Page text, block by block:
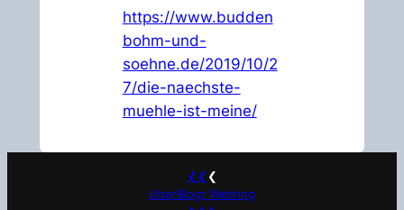
https://www.budden
bohm-und-
soehne.de/2019/10/2
7/die-naechste-
muehle-ist-meine/
❮❮ ❮
UberBlogr Webring